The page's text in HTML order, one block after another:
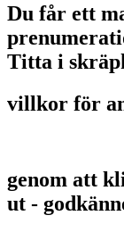
Du får ett
Titta i
villkor för
genom att
ut -